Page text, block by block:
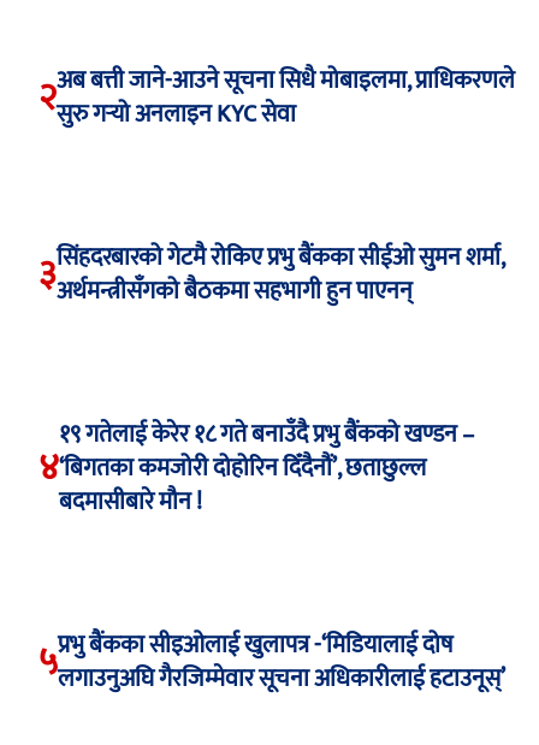
२अब बत्ती जाने-आउने सूचना सिधै मोबाइलमा, प्राधिकरणले
सुरु गर्‍यो अनलाइन KYC सेवा
३सिंहदरबारको गेटमै रोकिए प्रभु बैंकका सीईओ सुमन शर्मा,
अर्थमन्त्रीसँगको बैठकमा सहभागी हुन पाएनन्
४
१९ गतेलाई केरेर १८ गते बनाउँदै प्रभु बैंकको खण्डन –
‘बिगतका कमजोरी दोहोरिन दिँदैनौं’, छताछुल्ल
बदमासीबारे मौन !
५प्रभु बैंकका सीइओलाई खुलापत्र -‘मिडियालाई दोष
लगाउनुअघि गैरजिम्मेवार सूचना अधिकारीलाई हटाउनूस्’